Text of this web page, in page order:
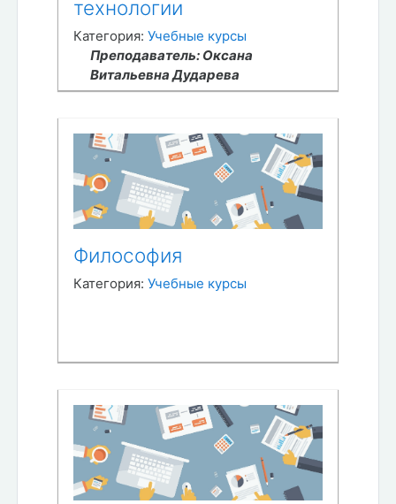
технологии
Категория: Учебные курсы
Преподаватель: Оксана
Витальевна Дударева
Философия
Категория: Учебные курсы